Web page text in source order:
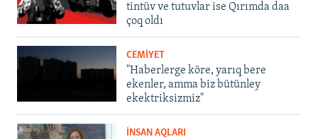
tintüv ve tutuvlar ise Qırımda daa
çoq oldı
CEMİYET
"Haberlerge köre, yarıq bere
ekenler, amma biz bütünley
ekektriksizmiz"
İNSAN AQLARI